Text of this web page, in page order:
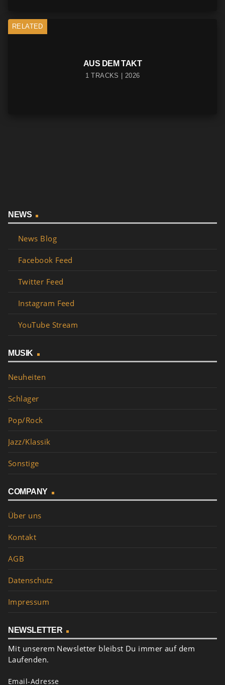
RELATED
AUS DEM TAKT
1 TRACKS | 2026
NEWS
News Blog
Facebook Feed
Twitter Feed
Instagram Feed
YouTube Stream
MUSIK
Neuheiten
Schlager
Pop/Rock
Jazz/Klassik
Sonstige
COMPANY
Über uns
Kontakt
AGB
Datenschutz
Impressum
NEWSLETTER
Mit unserem Newsletter bleibst Du immer auf dem
Laufenden.
Email-Adresse